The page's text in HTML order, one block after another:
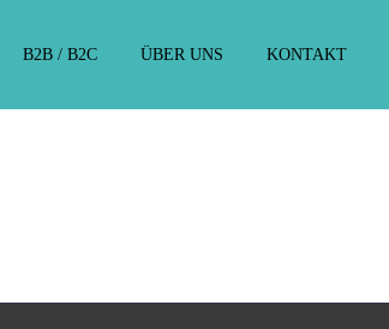
B2B / B2C ÜBER UNS KONTAKT